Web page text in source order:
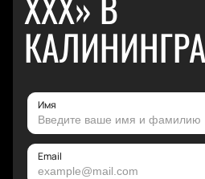
Имя
Email